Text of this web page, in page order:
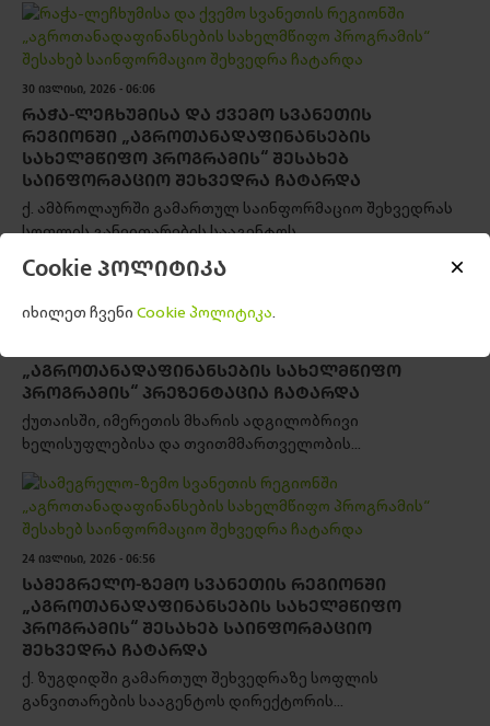
Cookie პოლიტიკა
იხილეთ ჩვენი Cookie პოლიტიკა.
30 ᲘᲕᲚᲘᲡᲘ, 2026 - 06:06
ᲠᲐᲭᲐ-ᲚᲔᲩᲮᲣᲛᲘᲡᲐ ᲓᲐ ᲥᲕᲔᲛᲝ ᲡᲕᲐᲜᲔᲗᲘᲡ
ᲠᲔᲒᲘᲝᲜᲨᲘ „ᲐᲒᲠᲝᲗᲐᲜᲐᲓᲐᲤᲘᲜᲐᲜᲡᲔᲑᲘᲡ
ᲡᲐᲮᲔᲚᲛᲬᲘᲤᲝ ᲞᲠᲝᲒᲠᲐᲛᲘᲡ“ ᲨᲔᲡᲐᲮᲔᲑ
ᲡᲐᲘᲜᲤᲝᲠᲛᲐᲪᲘᲝ ᲨᲔᲮᲕᲔᲓᲠᲐ ᲩᲐᲢᲐᲠᲓᲐ
ქ. ამბროლაურში გამართულ საინფორმაციო შეხვედრას
სოფლის განვითარების სააგენტოს...
28 ᲘᲕᲚᲘᲡᲘ, 2026 - 07:10
„ᲐᲒᲠᲝᲗᲐᲜᲐᲓᲐᲤᲘᲜᲐᲜᲡᲔᲑᲘᲡ ᲡᲐᲮᲔᲚᲛᲬᲘᲤᲝ
ᲞᲠᲝᲒᲠᲐᲛᲘᲡ“ ᲞᲠᲔᲖᲔᲜᲢᲐᲪᲘᲐ ᲩᲐᲢᲐᲠᲓᲐ
ქუთაისში, იმერეთის მხარის ადგილობრივი
ხელისუფლებისა და თვითმმართველობის...
24 ᲘᲕᲚᲘᲡᲘ, 2026 - 06:56
ᲡᲐᲛᲔᲒᲠᲔᲚᲝ-ᲖᲔᲛᲝ ᲡᲕᲐᲜᲔᲗᲘᲡ ᲠᲔᲒᲘᲝᲜᲨᲘ
„ᲐᲒᲠᲝᲗᲐᲜᲐᲓᲐᲤᲘᲜᲐᲜᲡᲔᲑᲘᲡ ᲡᲐᲮᲔᲚᲛᲬᲘᲤᲝ
ᲞᲠᲝᲒᲠᲐᲛᲘᲡ“ ᲨᲔᲡᲐᲮᲔᲑ ᲡᲐᲘᲜᲤᲝᲠᲛᲐᲪᲘᲝ
ᲨᲔᲮᲕᲔᲓᲠᲐ ᲩᲐᲢᲐᲠᲓᲐ
ქ. ზუგდიდში გამართულ შეხვედრაზე სოფლის
განვითარების სააგენტოს დირექტორის...